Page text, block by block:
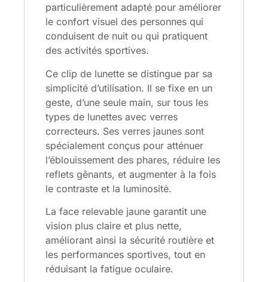
particulièrement adapté pour améliorer
le confort visuel des personnes qui
conduisent de nuit ou qui pratiquent
des activités sportives.
Ce clip de lunette se distingue par sa
simplicité d’utilisation. Il se fixe en un
geste, d’une seule main, sur tous les
types de lunettes avec verres
correcteurs. Ses verres jaunes sont
spécialement conçus pour atténuer
l’éblouissement des phares, réduire les
reflets gênants, et augmenter à la fois
le contraste et la luminosité.
La face relevable jaune garantit une
vision plus claire et plus nette,
améliorant ainsi la sécurité routière et
les performances sportives, tout en
réduisant la fatigue oculaire.